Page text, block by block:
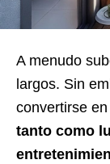
A menudo
largos. Sin
convertirse en
tanto como